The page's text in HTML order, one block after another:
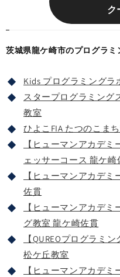
ク
茨城県龍ケ崎市のプログラ
Kids プログラミングラ
スタープログラミング
教室
ひよこFIA たつのこま
【ヒューマンアカデ
ェッサーコース 龍ケ崎
【ヒューマンアカデ
佐貫
【ヒューマンアカデ
グ教室 龍ケ崎佐貫
【QUREOプログラミ
松ケ丘教室
【ヒューマンアカデ